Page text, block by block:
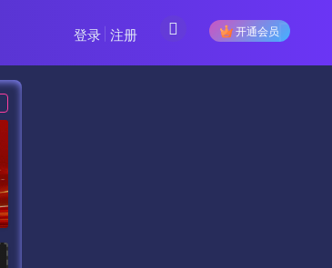
开通会员
登录 注册